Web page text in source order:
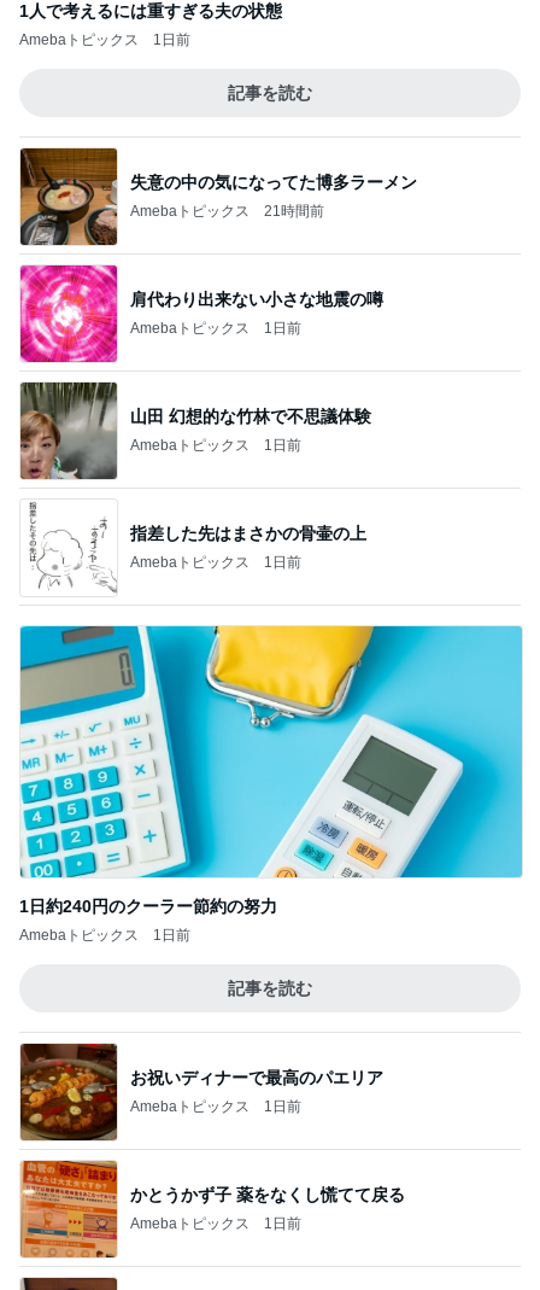
1人で考えるには重すぎる夫の状態
Amebaトピックス 1日前
記事を読む
失意の中の気になってた博多ラーメン
Amebaトピックス 21時間前
肩代わり出来ない小さな地震の噂
Amebaトピックス 1日前
山田 幻想的な竹林で不思議体験
Amebaトピックス 1日前
指差した先はまさかの骨壷の上
Amebaトピックス 1日前
1日約240円のクーラー節約の努力
Amebaトピックス 1日前
記事を読む
お祝いディナーで最高のパエリア
Amebaトピックス 1日前
かとうかず子 薬をなくし慌てて戻る
Amebaトピックス 1日前